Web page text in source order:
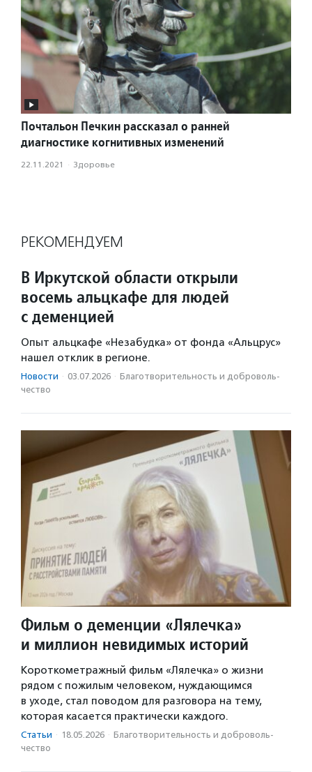
Почтальон Печкин рассказал о ранней
диагностике когнитивных изменений
22.11.2021 · Здоровье
РЕКОМЕНДУЕМ
В Иркутской области открыли
восемь альцкафе для людей
с деменцией
Опыт альцкафе «Незабудка» от фонда «Альцрус»
нашел отклик в регионе.
Новости · 03.07.2026 · Благотвори­тель­ность и доброволь­
чест­во
Фильм о деменции «Лялечка»
и миллион невидимых историй
Короткометражный фильм «Лялечка» о жизни
рядом с пожилым человеком, нуждающимся
в уходе, стал поводом для разговора на тему,
которая касается практически каждого.
Статьи · 18.05.2026 · Благотвори­тель­ность и доброволь­
чест­во